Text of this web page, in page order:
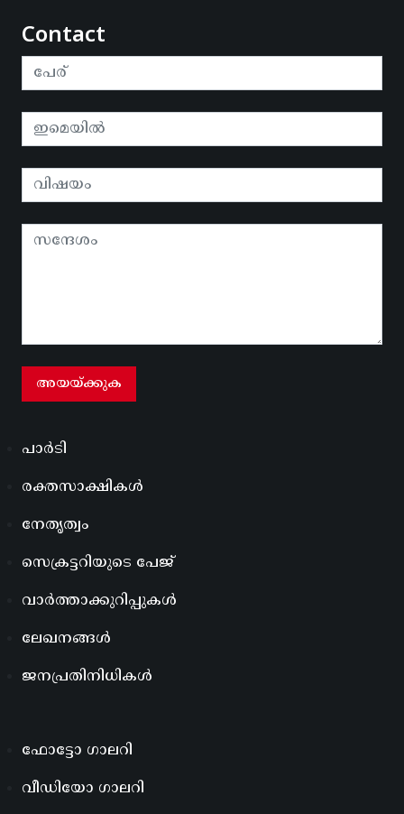
Contact
പാർടി
രക്തസാക്ഷികൾ
നേതൃത്വം
സെക്രട്ടറിയുടെ പേജ്
വാർത്താക്കുറിപ്പുകൾ
ലേഖനങ്ങൾ
ജനപ്രതിനിധികൾ
ഫോട്ടോ ഗാലറി
വീഡിയോ ഗാലറി